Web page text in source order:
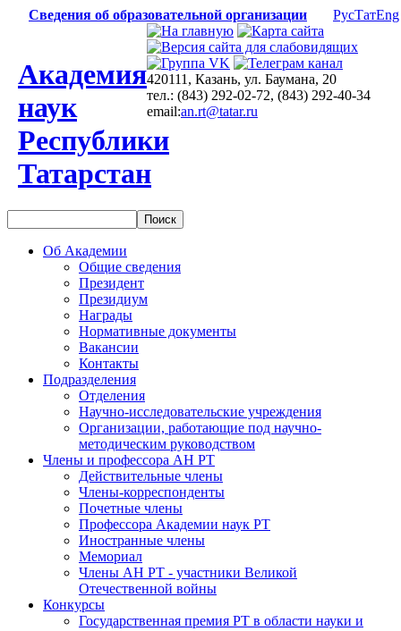
Сведения об образовательной организации РусТатEng
Академия
наук
Республики
Татарстан
420111, Казань, ул. Баумана, 20
тел.: (843) 292-02-72, (843) 292-40-34
email:an.rt@tatar.ru
Об Академии
Общие сведения
Президент
Президиум
Награды
Нормативные документы
Вакансии
Контакты
Подразделения
Отделения
Научно-исследовательские учреждения
Организации, работающие под научно-
методическим руководством
Члены и профессора АН РТ
Действительные члены
Члены-корреспонденты
Почетные члены
Профессора Академии наук РТ
Иностранные члены
Мемориал
Члены АН РТ - участники Великой
Отечественной войны
Конкурсы
Государственная премия РТ в области науки и